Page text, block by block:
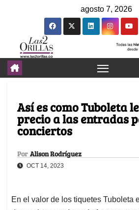
agosto 7, 2026
Así es como Tuboleta
precio a las entradas
conciertos
Por Alison Rodríguez
OCT 14, 2023
En el valor de los tiquetes Tuboleta